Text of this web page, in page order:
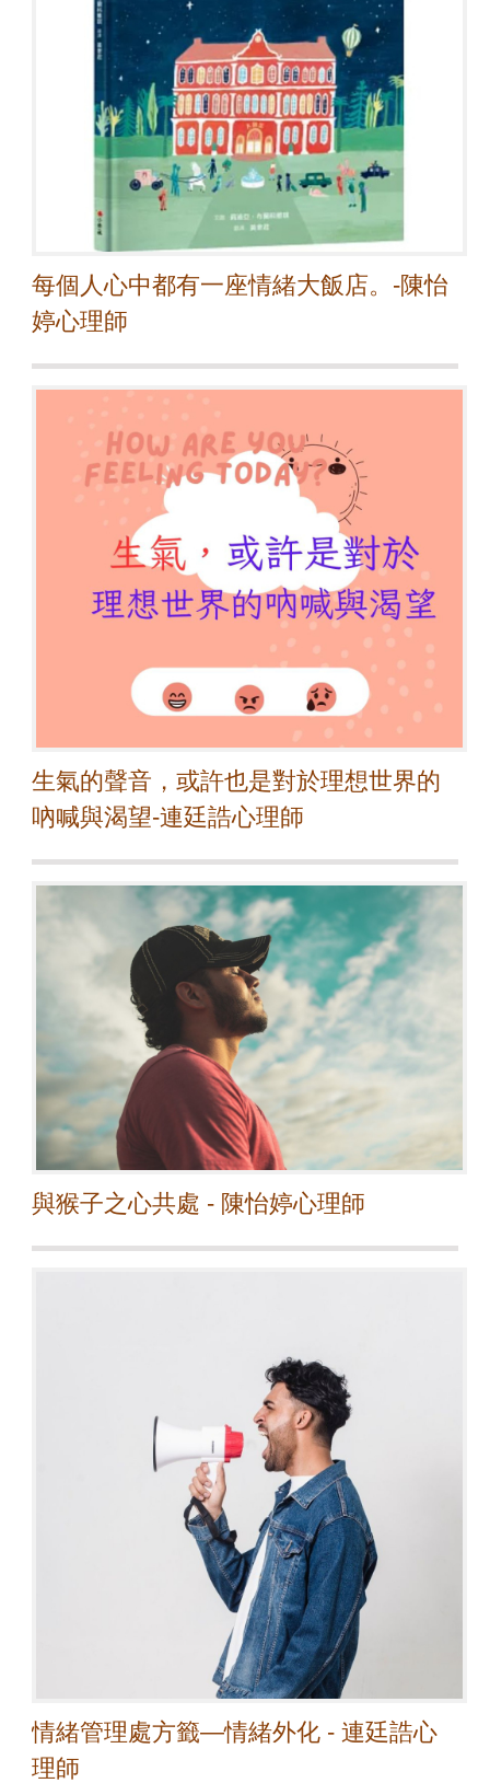
每個人心中都有一座情緒大飯店。-陳怡
婷心理師
生氣的聲音，或許也是對於理想世界的
吶喊與渴望-連廷誥心理師
與猴子之心共處 - 陳怡婷心理師
情緒管理處方籤—情緒外化 - 連廷誥心
理師